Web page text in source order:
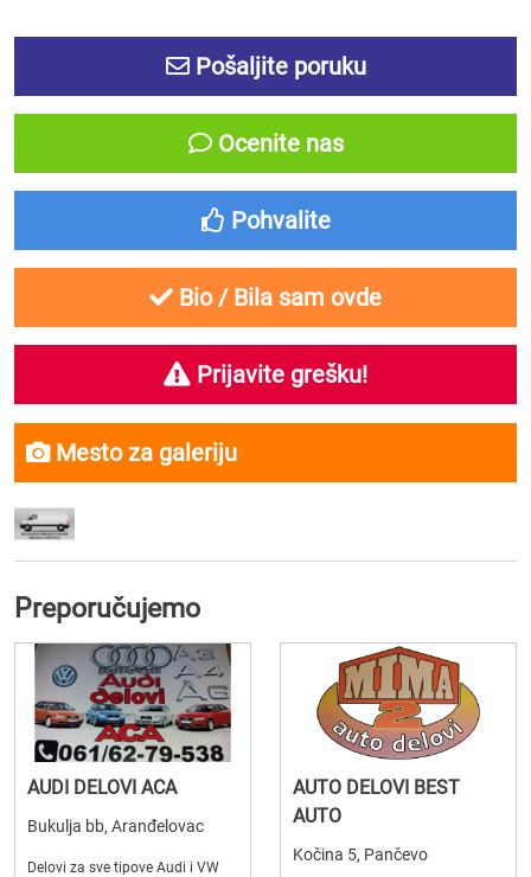
Pošaljite poruku
Ocenite nas
Pohvalite
Bio / Bila sam ovde
Prijavite grešku!
Mesto za galeriju
Preporučujemo
AUDI DELOVI ACA
Bukulja bb, Aranđelovac
Delovi za sve tipove Audi i VW
AUTO DELOVI BEST
AUTO
Kočina 5, Pančevo